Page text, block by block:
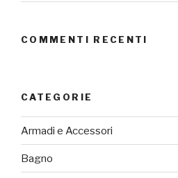
COMMENTI RECENTI
CATEGORIE
Armadi e Accessori
Bagno